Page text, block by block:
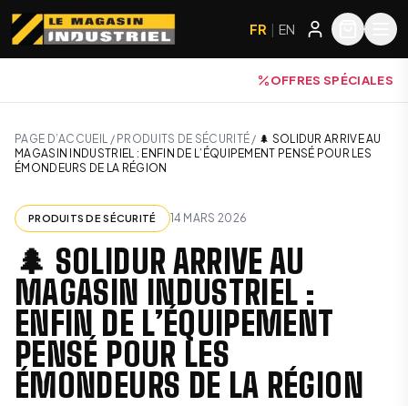
FR | EN
OFFRES SPÉCIALES
PAGE D’ACCUEIL / PRODUITS DE SÉCURITÉ / 🌲 SOLIDUR ARRIVE AU
MAGASIN INDUSTRIEL : ENFIN DE L’ÉQUIPEMENT PENSÉ POUR LES
ÉMONDEURS DE LA RÉGION
PRODUITS DE SÉCURITÉ 14 MARS 2026
🌲 SOLIDUR ARRIVE AU
MAGASIN INDUSTRIEL :
ENFIN DE L’ÉQUIPEMENT
PENSÉ POUR LES
ÉMONDEURS DE LA RÉGION